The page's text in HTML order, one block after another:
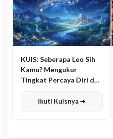
KUIS: Seberapa Leo Sih
Kamu? Mengukur
Tingkat Percaya Diri dan
Ikuti Kuisnya ➔